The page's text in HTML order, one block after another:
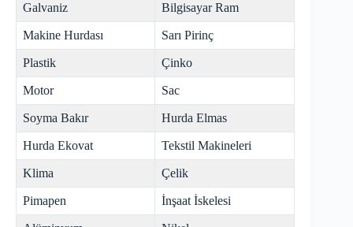
Galvaniz Bilgisayar Ram
Makine Hurdası Sarı Pirinç
Plastik Çinko
Motor Sac
Soyma Bakır Hurda Elmas
Hurda Ekovat Tekstil Makineleri
Klima Çelik
Pimapen İnşaat İskelesi